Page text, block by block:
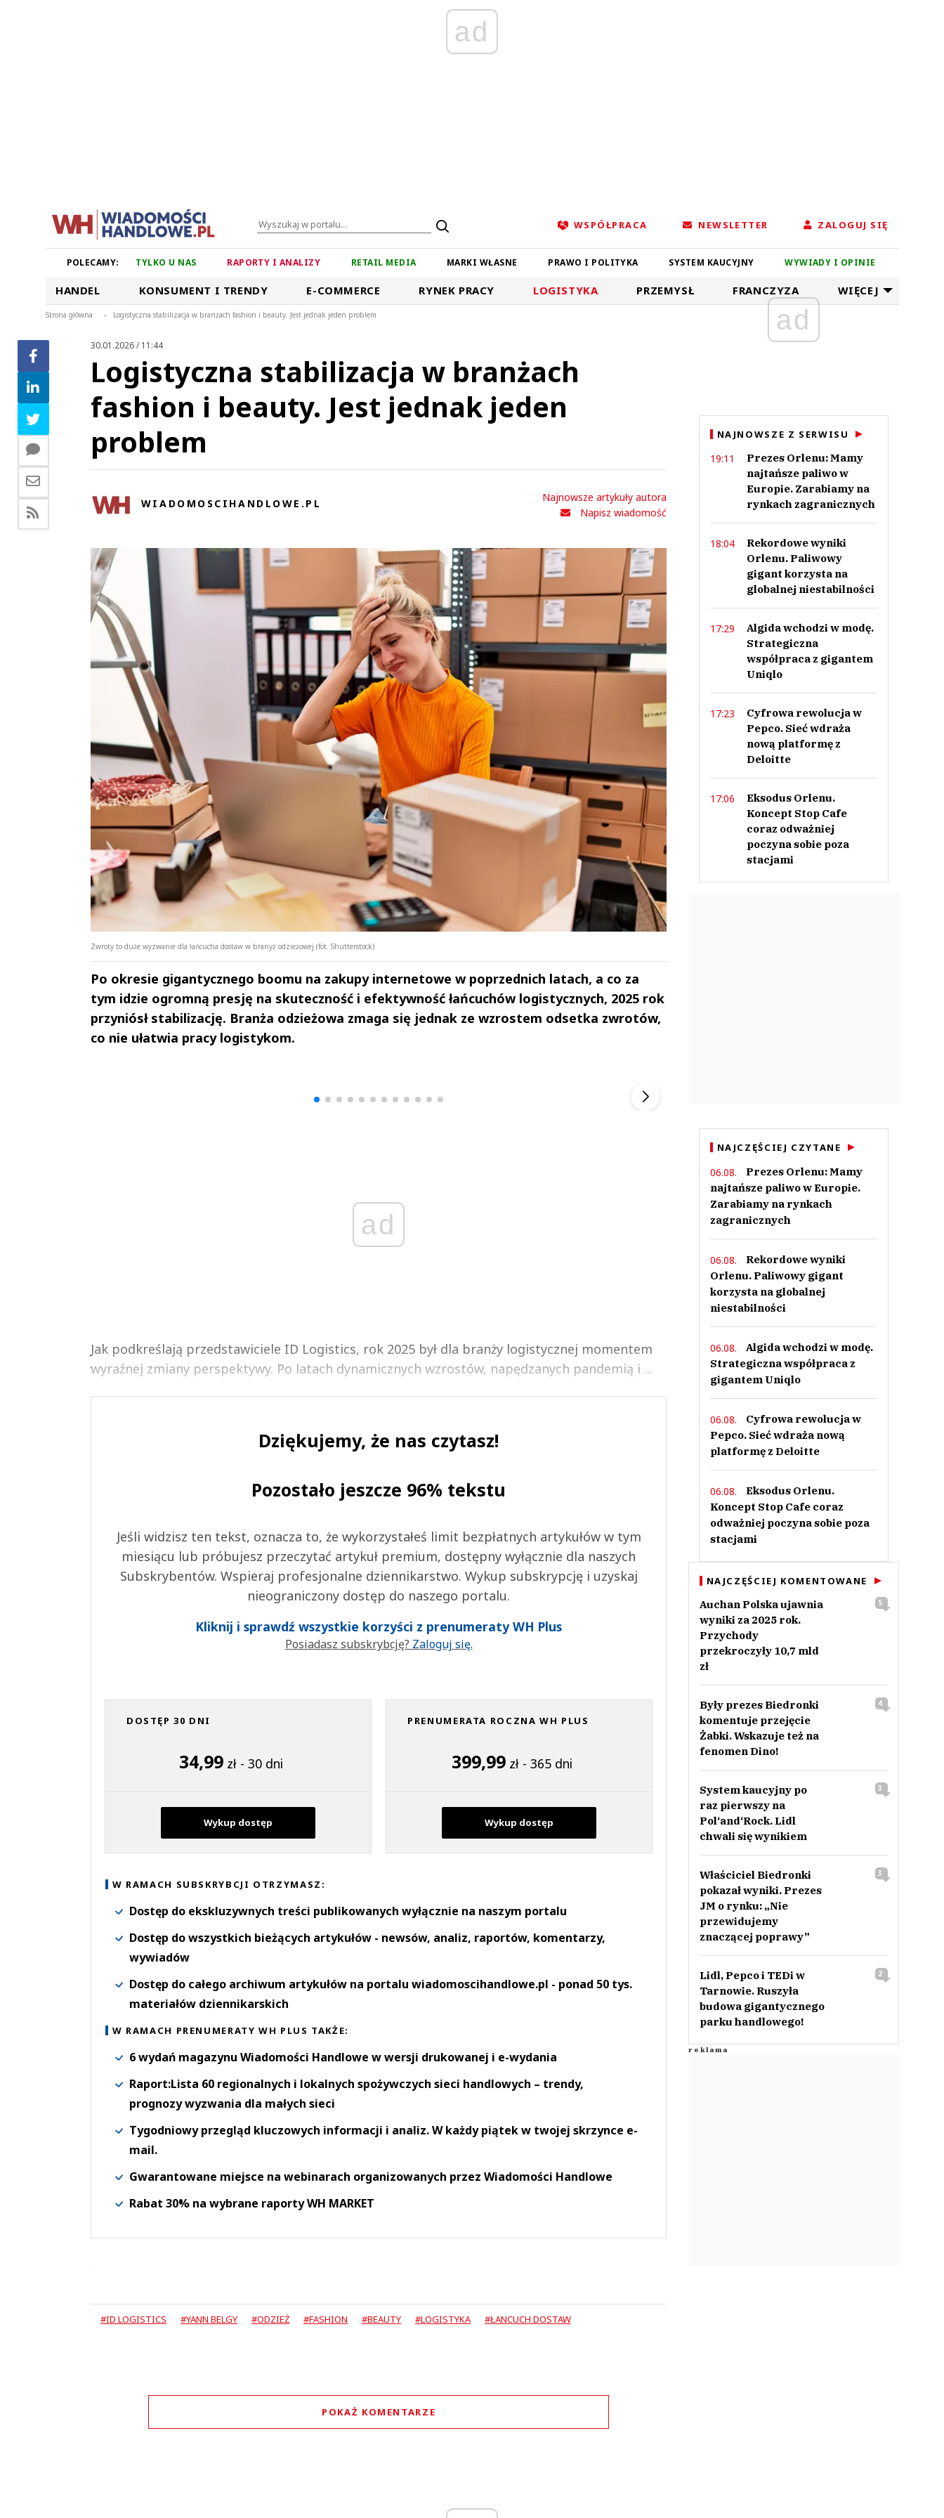
ad
WSPÓŁPRACA NEWSLETTER ZALOGUJ SIĘ
POLECAMY: TYLKO U NAS RAPORTY I ANALIZY RETAIL MEDIA MARKI WŁASNE PRAWO I POLITYKA SYSTEM KAUCYJNY WYWIADY I OPINIE
HANDEL KONSUMENT I TRENDY E-COMMERCE RYNEK PRACY LOGISTYKA PRZEMYSŁ FRANCZYZA WIĘCEJ
Strona główna > Logistyczna stabilizacja w branżach fashion i beauty. Jest jednak jeden problem
30.01.2026 / 11:44
Logistyczna stabilizacja w branżach
fashion i beauty. Jest jednak jeden
problem
WIADOMOSCIHANDLOWE.PL
Najnowsze artykuły autora
Napisz wiadomość
Zwroty to duże wyzwanie dla łańcucha dostaw w branyż odzieżowej (fot. Shutterstock)
Po okresie gigantycznego boomu na zakupy internetowe w poprzednich latach, a co za
tym idzie ogromną presję na skuteczność i efektywność łańcuchów logistycznych, 2025 rok
przyniósł stabilizację. Branża odzieżowa zmaga się jednak ze wzrostem odsetka zwrotów,
co nie ułatwia pracy logistykom.
ad
Jak podkreślają przedstawiciele ID Logistics, rok 2025 był dla branży logistycznej momentem
wyraźnej zmiany perspektywy. Po latach dynamicznych wzrostów, napędzanych pandemią i ...
Dziękujemy, że nas czytasz!
Pozostało jeszcze 96% tekstu
Jeśli widzisz ten tekst, oznacza to, że wykorzystałeś limit bezpłatnych artykułów w tym
miesiącu lub próbujesz przeczytać artykuł premium, dostępny wyłącznie dla naszych
Subskrybentów. Wspieraj profesjonalne dziennikarstwo. Wykup subskrypcję i uzyskaj
nieograniczony dostęp do naszego portalu.
Kliknij i sprawdź wszystkie korzyści z prenumeraty WH Plus
Posiadasz subskrybcję? Zaloguj się.
DOSTĘP 30 DNI
34,99 zł - 30 dni
Wykup dostęp
PRENUMERATA ROCZNA WH PLUS
399,99 zł - 365 dni
Wykup dostęp
W RAMACH SUBSKRYBCJI OTRZYMASZ:
Dostęp do ekskluzywnych treści publikowanych wyłącznie na naszym portalu
Dostęp do wszystkich bieżących artykułów - newsów, analiz, raportów, komentarzy,
wywiadów
Dostęp do całego archiwum artykułów na portalu wiadomoscihandlowe.pl - ponad 50 tys.
materiałów dziennikarskich
W RAMACH PRENUMERATY WH PLUS TAKŻE:
6 wydań magazynu Wiadomości Handlowe w wersji drukowanej i e-wydania
Raport:Lista 60 regionalnych i lokalnych spożywczych sieci handlowych – trendy,
prognozy wyzwania dla małych sieci
Tygodniowy przegląd kluczowych informacji i analiz. W każdy piątek w twojej skrzynce e-
mail.
Gwarantowane miejsce na webinarach organizowanych przez Wiadomości Handlowe
Rabat 30% na wybrane raporty WH MARKET
#ID LOGISTICS #YANN BELGY #ODZIEŻ #FASHION #BEAUTY #LOGISTYKA #ŁANCUCH DOSTAW
POKAŻ KOMENTARZE
ad
NAJNOWSZE Z SERWISU
19:11
Prezes Orlenu: Mamy
najtańsze paliwo w
Europie. Zarabiamy na
rynkach zagranicznych
18:04
Rekordowe wyniki
Orlenu. Paliwowy
gigant korzysta na
globalnej niestabilności
17:29
Algida wchodzi w modę.
Strategiczna
współpraca z gigantem
Uniqlo
17:23
Cyfrowa rewolucja w
Pepco. Sieć wdraża
nową platformę z
Deloitte
17:06
Eksodus Orlenu.
Koncept Stop Cafe
coraz odważniej
poczyna sobie poza
stacjami
NAJCZĘŚCIEJ CZYTANE
06.08.
Prezes Orlenu: Mamy
najtańsze paliwo w Europie.
Zarabiamy na rynkach
zagranicznych
06.08.
Rekordowe wyniki
Orlenu. Paliwowy gigant
korzysta na globalnej
niestabilności
06.08.
Algida wchodzi w modę.
Strategiczna współpraca z
gigantem Uniqlo
06.08.
Cyfrowa rewolucja w
Pepco. Sieć wdraża nową
platformę z Deloitte
06.08.
Eksodus Orlenu.
Koncept Stop Cafe coraz
odważniej poczyna sobie poza
stacjami
NAJCZĘŚCIEJ KOMENTOWANE
Auchan Polska ujawnia
wyniki za 2025 rok.
Przychody
przekroczyły 10,7 mld
zł
5
Były prezes Biedronki
komentuje przejęcie
Żabki. Wskazuje też na
fenomen Dino!
4
System kaucyjny po
raz pierwszy na
Pol‘and‘Rock. Lidl
chwali się wynikiem
3
Właściciel Biedronki
pokazał wyniki. Prezes
JM o rynku: „Nie
przewidujemy
znaczącej poprawy”
3
Lidl, Pepco i TEDi w
Tarnowie. Ruszyła
budowa gigantycznego
parku handlowego!
2